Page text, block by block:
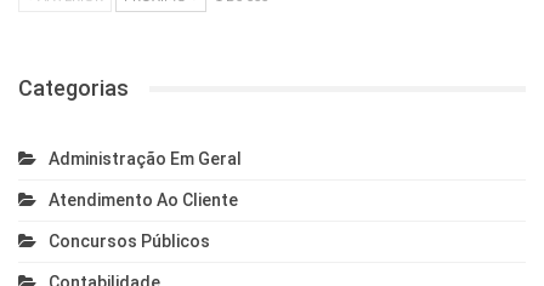
Categorias
Administração Em Geral
Atendimento Ao Cliente
Concursos Públicos